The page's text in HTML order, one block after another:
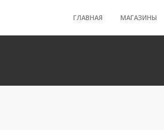
ГЛАВНАЯ МАГАЗИНЫ